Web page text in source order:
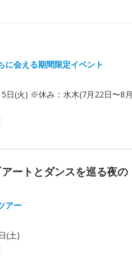
に会える期間限定イベント
日(火) ※休み：水木(7月22日〜8月
ートとダンスを巡る夜の
アー
(土)